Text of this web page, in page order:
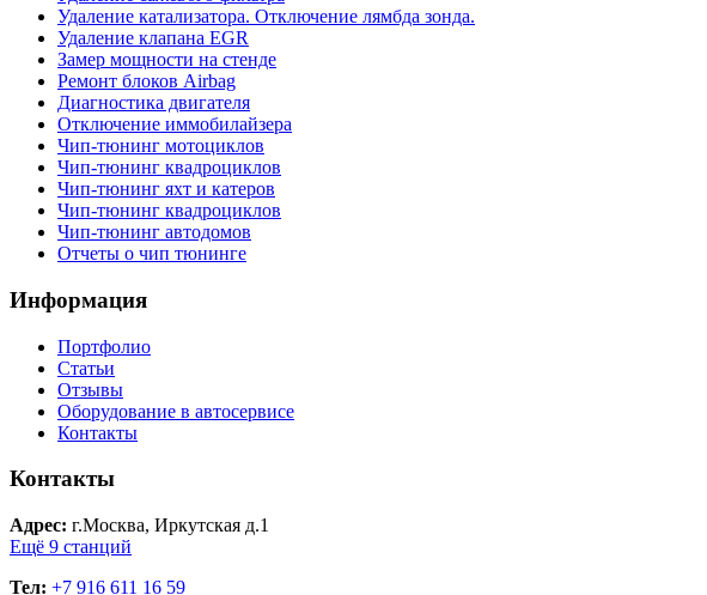
Удаление катализатора. Отключение лямбда зонда.
Удаление клапана EGR
Замер мощности на стенде
Ремонт блоков Airbag
Диагностика двигателя
Отключение иммобилайзера
Чип-тюнинг мотоциклов
Чип-тюнинг квадроциклов
Чип-тюнинг яхт и катеров
Чип-тюнинг квадроциклов
Чип-тюнинг автодомов
Отчеты о чип тюнинге
Информация
Портфолио
Статьи
Отзывы
Оборудование в автосервисе
Контакты
Контакты
Адрес: г.Москва, Иркутская д.1
Ещё 9 станций
Тел: +7 916 611 16 59